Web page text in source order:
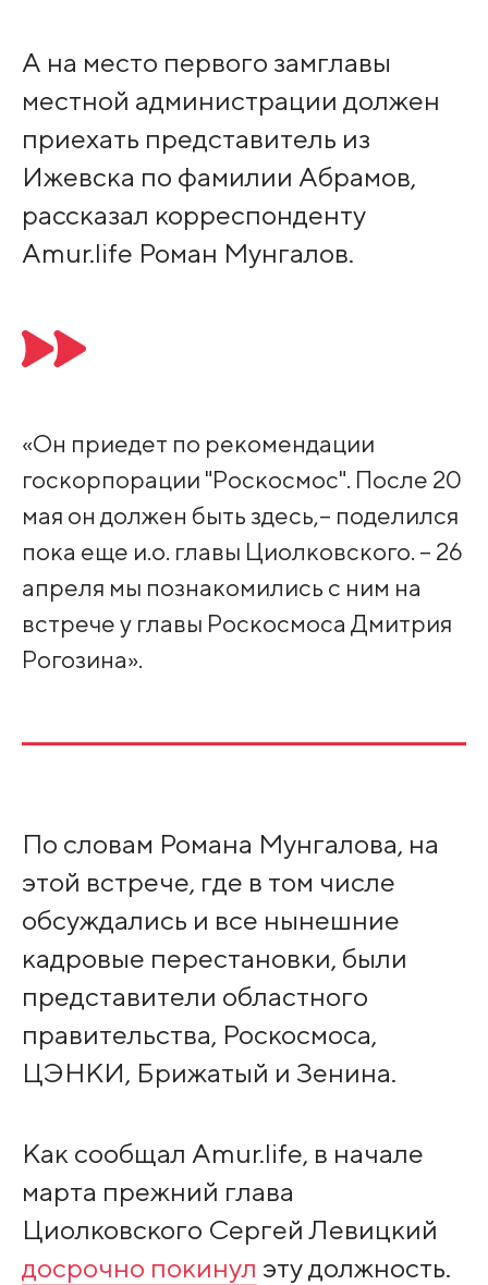
А на место первого замглавы
местной администрации должен
приехать представитель из
Ижевска по фамилии Абрамов,
рассказал корреспонденту
Amur.life Роман Мунгалов.
«Он приедет по рекомендации
госкорпорации "Роскосмос". После 20
мая он должен быть здесь,– поделился
пока еще и.о. главы Циолковского. – 26
апреля мы познакомились с ним на
встрече у главы Роскосмоса Дмитрия
Рогозина».
По словам Романа Мунгалова, на
этой встрече, где в том числе
обсуждались и все нынешние
кадровые перестановки, были
представители областного
правительства, Роскосмоса,
ЦЭНКИ, Брижатый и Зенина.
Как сообщал Amur.life, в начале
марта прежний глава
Циолковского Сергей Левицкий
досрочно покинул эту должность.